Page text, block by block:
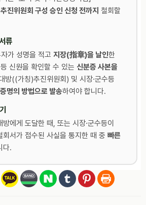
추진위원회 구성 승인 신청 전까지 철회할
류
가 성명을 적고 지장(指章)을 날인한
신원을 확인할 수 있는 신분증 사본을
방((가칭)추진위원회) 및 시장·군수등
명의 방법으로 발송하여야 합니다.
에게 도달한 때, 또는 시장·군수등이
회서가 접수된 사실을 통지한 때 중 빠른
다.